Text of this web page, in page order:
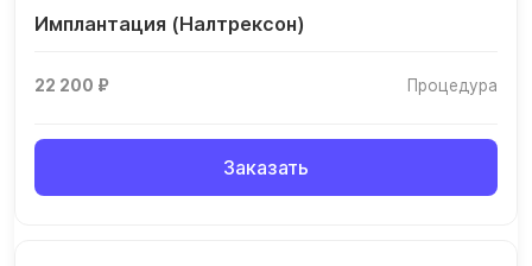
Имплантация (Налтрексон)
22 200 ₽ Процедура
Заказать